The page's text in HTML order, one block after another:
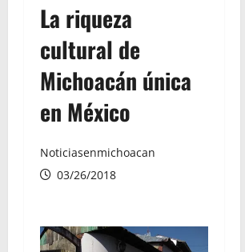
La riqueza
cultural de
Michoacán única
en México
Noticiasenmichoacan
03/26/2018